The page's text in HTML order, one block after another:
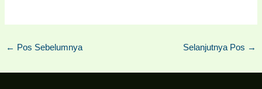
← Pos Sebelumnya Selanjutnya Pos →